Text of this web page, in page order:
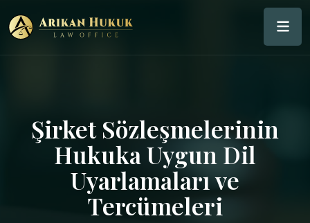
Şirket Sözleşmelerinin
Hukuka Uygun Dil
Uyarlamaları ve
Tercümeleri